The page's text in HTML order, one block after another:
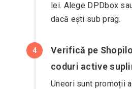
lei. Alege DPDbox
dacă ești sub prag.
4
Verifică pe
coduri active
Uneori sunt promoții